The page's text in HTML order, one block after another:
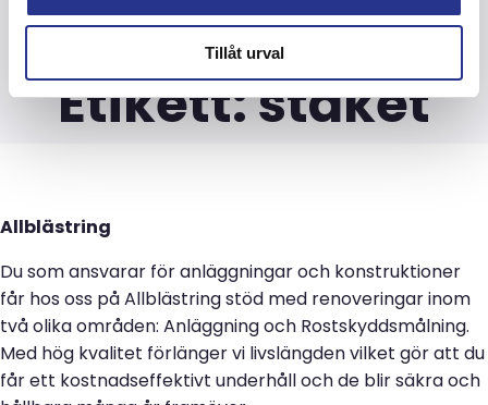
Tillåt urval
Etikett:staket
Allblästring
Du som ansvarar för anläggningar och konstruktioner
får hos oss på Allblästring stöd med renoveringar inom
två olika områden: Anläggning och Rostskyddsmålning.
Med hög kvalitet förlänger vi livslängden vilket gör att du
får ett kostnadseffektivt underhåll och de blir säkra och